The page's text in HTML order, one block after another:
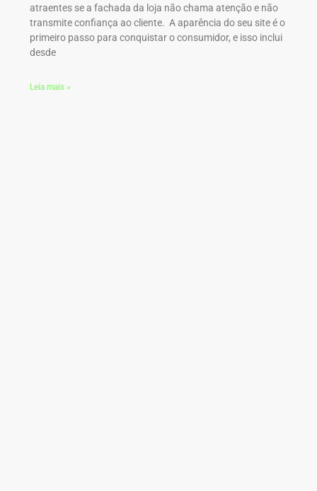
atraentes se a fachada da loja não chama atenção e não
transmite confiança ao cliente. A aparência do seu site é o
primeiro passo para conquistar o consumidor, e isso inclui
desde
Leia mais »